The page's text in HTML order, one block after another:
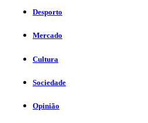
Desporto
Mercado
Cultura
Sociedade
Opinião